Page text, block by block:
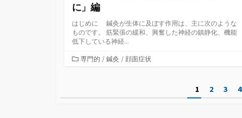
に」編
はじめに 鍼灸が生体に及ぼす作用は、主に次のような
ものです。 筋緊張の緩和、興奮した神経の鎮静化、機能
低下している神経...
カ
ー
専門的 / 鍼灸 / 顔面症状
1 2 3 4